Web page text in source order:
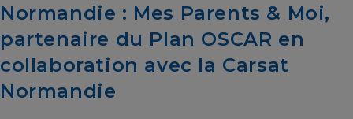
Normandie : Mes Parents & Moi,
partenaire du Plan OSCAR en
collaboration avec la Carsat
Normandie